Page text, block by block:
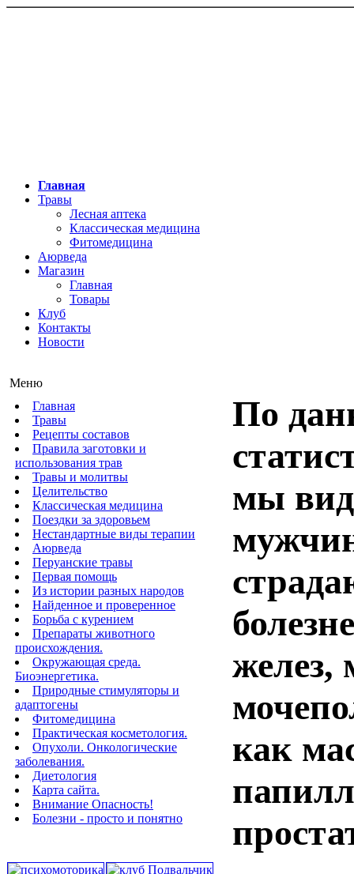
Главная
Травы
Лесная аптека
Классическая медицина
Фитомедицина
Аюрведа
Магазин
Главная
Товары
Клуб
Контакты
Новости
Меню
Главная
Травы
Рецепты составов
Правила заготовки и
использования трав
Травы и молитвы
Целительство
Классическая медицина
Поездки за здоровьем
Нестандартные виды терапии
Аюрведа
Перуанские травы
Первая помощь
Из истории разных народов
Найденное и проверенное
Борьба с курением
Препараты животного
происхождения.
Окружающая среда.
Биоэнергетика.
Природные стимуляторы и
адаптогены
Фитомедицина
Практическая косметология.
Опухоли. Онкологические
заболевания.
Диетология
Карта сайта.
Внимание Опасность!
Болезни - просто и понятно
По
мы
желез,
как